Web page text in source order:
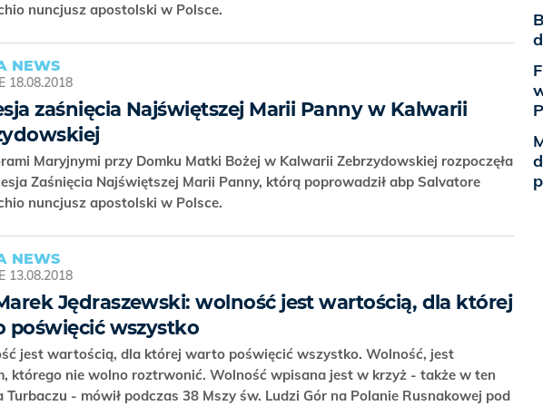
nuncjusz apostolski w Polsce.
NEWS
18.08.2018
zaśnięcia Najświętszej Marii Panny w Kalwarii
Maryjnymi przy Domku Matki Bożej w Kalwarii Zebrzydowskiej rozpoczęła
Zaśnięcia Najświętszej Marii Panny, którą poprowadził abp Salvatore
nuncjusz apostolski w Polsce.
NEWS
13.08.2018
Jędraszewski: wolność jest wartością, dla której
poświęcić wszystko
jest wartością, dla której warto poświęcić wszystko. Wolność, jest
którego nie wolno roztrwonić. Wolność wpisana jest w krzyż - także w ten
Turbaczu - mówił podczas 38 Mszy św. Ludzi Gór na Polanie Rusnakowej pod